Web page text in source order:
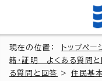
現在の位置： トップペー
籍・証明 よくある質問と
る質問と回答
> 住民基